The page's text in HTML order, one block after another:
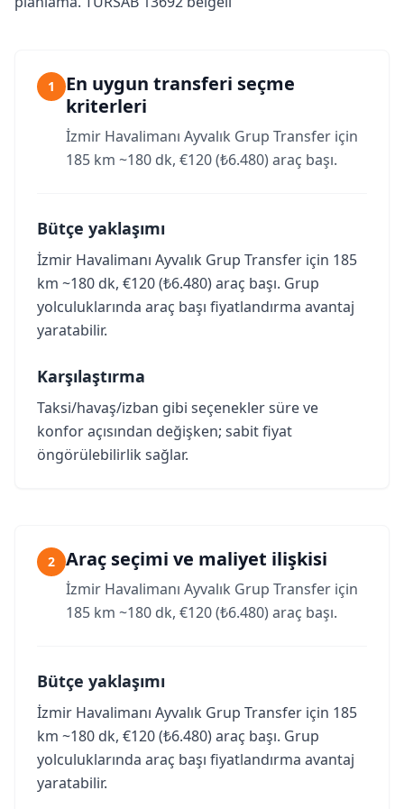
1
En uygun transferi seçme
kriterleri
İzmir Havalimanı Ayvalık Grup Transfer için
185 km ~180 dk, €120 (₺6.480) araç başı.
Bütçe yaklaşımı
İzmir Havalimanı Ayvalık Grup Transfer için 185
km ~180 dk, €120 (₺6.480) araç başı. Grup
yolculuklarında araç başı fiyatlandırma avantaj
yaratabilir.
Karşılaştırma
Taksi/havaş/izban gibi seçenekler süre ve
konfor açısından değişken; sabit fiyat
öngörülebilirlik sağlar.
2 Araç seçimi ve maliyet ilişkisi
İzmir Havalimanı Ayvalık Grup Transfer için
185 km ~180 dk, €120 (₺6.480) araç başı.
Bütçe yaklaşımı
İzmir Havalimanı Ayvalık Grup Transfer için 185
km ~180 dk, €120 (₺6.480) araç başı. Grup
yolculuklarında araç başı fiyatlandırma avantaj
yaratabilir.